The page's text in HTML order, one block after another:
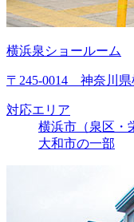
横浜泉ショールーム
〒245-0014 神奈川県
対応エリア
横浜市（泉区・
大和市の一部